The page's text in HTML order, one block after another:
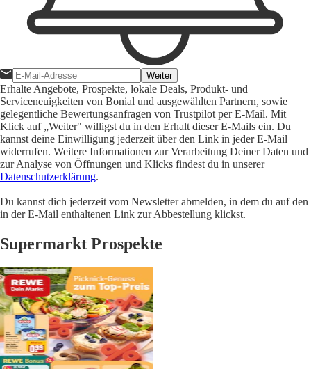
Weiter
Erhalte Angebote, Prospekte, lokale Deals, Produkt- und
Serviceneuigkeiten von Bonial und ausgewählten Partnern, sowie
gelegentliche Bewertungsanfragen von Trustpilot per E-Mail. Mit
Klick auf „Weiter" willigst du in den Erhalt dieser E-Mails ein. Du
kannst deine Einwilligung jederzeit über den Link in jeder E-Mail
widerrufen. Weitere Informationen zur Verarbeitung Deiner Daten und
zur Analyse von Öffnungen und Klicks findest du in unserer
Datenschutzerklärung.
Du kannst dich jederzeit vom Newsletter abmelden, in dem du auf den
in der E-Mail enthaltenen Link zur Abbestellung klickst.
Supermarkt Prospekte